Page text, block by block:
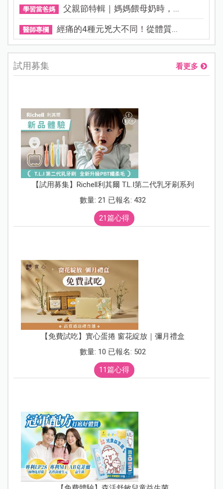
學習當爸媽 父親節特輯｜媽媽餵母奶時，...
醫師專欄 經痛的4種元兇大不同！從體質...
試用募集 看更多
【試用募集】Richell利其爾 T.L.I第二代乳牙刷系列
數量: 21 已報名: 432
21篇心得
【免費試吃】實心蛋捲 窗花綻放｜彌月禮盒
數量: 10 已報名: 502
11篇心得